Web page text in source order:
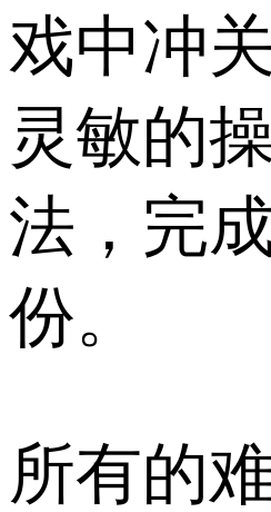
戏中冲
灵敏的
法，完
份。
所有的